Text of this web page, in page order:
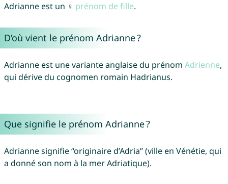
Adrianne est un ♀ prénom de fille.
D’où vient le prénom Adrianne ?
Adrianne est une variante anglaise du prénom Adrienne,
qui dérive du cognomen romain Hadrianus.
Que signifie le prénom Adrianne ?
Adrianne signifie “originaire d’Adria” (ville en Vénétie, qui
a donné son nom à la mer Adriatique).